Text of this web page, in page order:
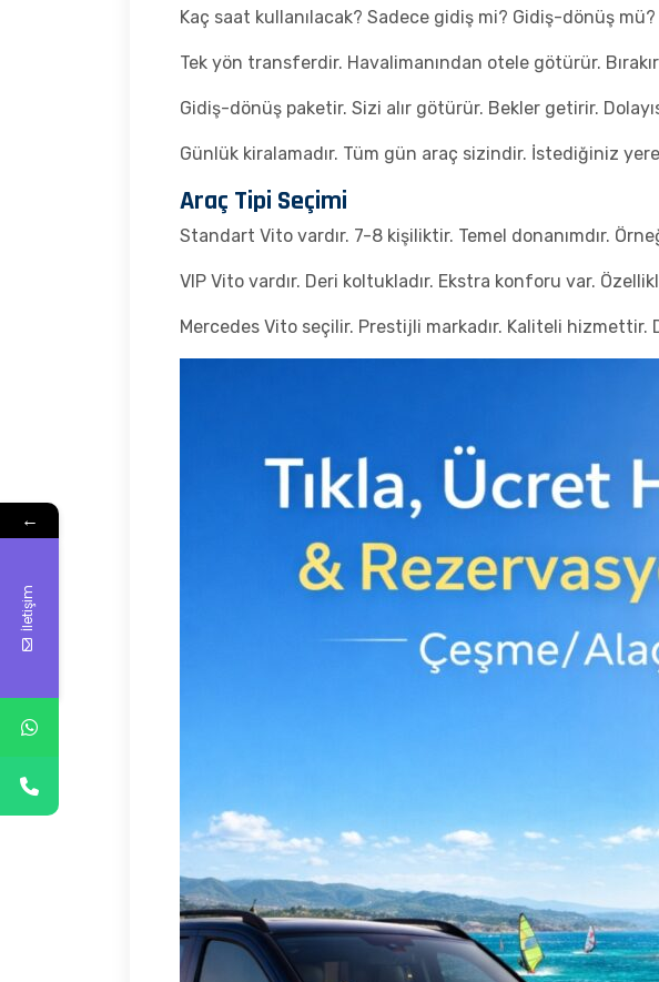
Kaç saat kullanılacak? Sadece gidiş mi? Gidiş-dönüş mü?
Tek yön transferdir. Havalimanından otele götürür.
Gidiş-dönüş paketir. Sizi alır götürür. Bekler getirir.
Günlük kiralamadır. Tüm gün araç sizindir. İstediğiniz
Araç Tipi Seçimi
Standart Vito vardır. 7-8 kişiliktir. Temel donanımdır.
VIP Vito vardır. Deri koltukladır. Ekstra konforu var.
Mercedes Vito seçilir. Prestijli markadır. Kaliteli hizmettir.
←
İletişim